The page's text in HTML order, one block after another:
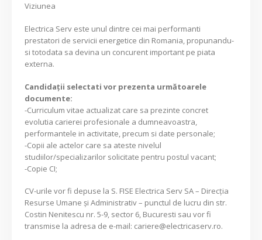
Viziunea
Electrica Serv este unul dintre cei mai performanti
prestatori de servicii energetice din Romania, propunandu-
si totodata sa devina un concurent important pe piata
externa.
Candidaţii selectati vor prezenta următoarele
documente:
-Curriculum vitae actualizat care sa prezinte concret
evolutia carierei profesionale a dumneavoastra,
performantele in activitate, precum si date personale;
-Copii ale actelor care sa ateste nivelul
studiilor/specializarilor solicitate pentru postul vacant;
-Copie CI;
CV-urile vor fi depuse la S. FISE Electrica Serv SA – Direcția
Resurse Umane și Administrativ – punctul de lucru din str.
Costin Nenitescu nr. 5-9, sector 6, Bucuresti sau vor fi
transmise la adresa de e-mail: cariere@electricaserv.ro.